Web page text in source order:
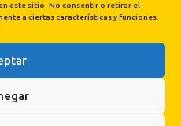
este sitio. No consentir o retirar el
a ciertas características y funciones.
Síguenos en Instagram